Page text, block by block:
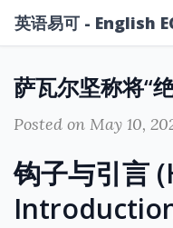
英语易可 - English
萨瓦尔坚称将“
Posted on May 10,
钩子与引言